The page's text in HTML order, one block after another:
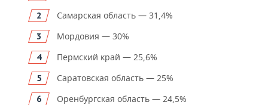
Самарская область — 31,4%
Мордовия — 30%
Пермский край — 25,6%
Саратовская область — 25%
Оренбургская область — 24,5%